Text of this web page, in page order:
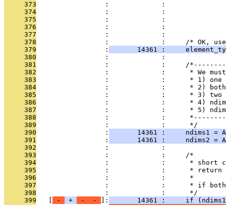
     373
:             :
     374
:             :
     375
:             :
     376
:             :
     377
                 :             :
     378
:             :     /* OK,
     379
                 :
14361 :
     380
                 :             :
     381
:             :     /
     382
:             :      * We
     383
:             :      * 1)
     384
:             :      * 2)
     385
:             :      * 3) two
     386
:             :      * 4)
     387
:             :      * 5)
     388
:             :
     389
                 :             :      */
     390
                 :
14361 :     ndims1 =
     391
                 :
14361 :     ndims2 =
     392
                 :             :
     393
                 :             :     /*
     394
:             :      * short
     395
:             :      *
     396
                 :             :      *
     397
:             :      * if
     398
                 :             :      */
     399
- + - - ]:
14361 :     if